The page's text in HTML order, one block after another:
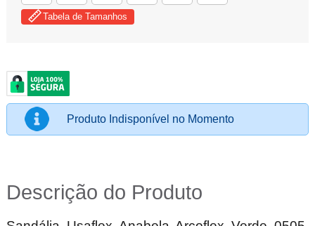
Tabela de Tamanhos
Produto Indisponível no Momento
Descrição do Produto